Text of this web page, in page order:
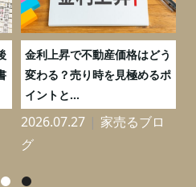
金利上昇で不動産価格はどう
変わる？売り時を見極めるポ
イントと...
2026.07.27
家売るブロ
グ